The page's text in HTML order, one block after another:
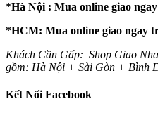
*Hà Nội : Mua online giao
*HCM: Mua online giao ngay
Khách Cần Gấp: Shop Giao
gồm: Hà Nội + Sài Gòn + Bình
Kết Nối Facebook